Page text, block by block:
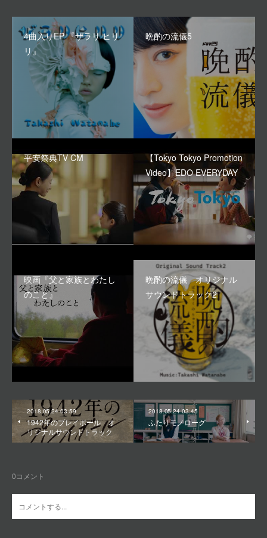
4曲入りEP 『ザラリ ヒリ
リ』
晩酌の流儀5
平安祭典TV CM
【Tokyo Tokyo Promotion
Video】EDO EVERYDAY
映画『父と家族とわたし
のこと』
晩酌の流儀 オリジナル
サウンドトラック2
2018.05.24 03:59
1942年のプレイボール オ
リジナルサウンドトラック
2018.05.24 03:45
ふたりモノローグ
0コメント